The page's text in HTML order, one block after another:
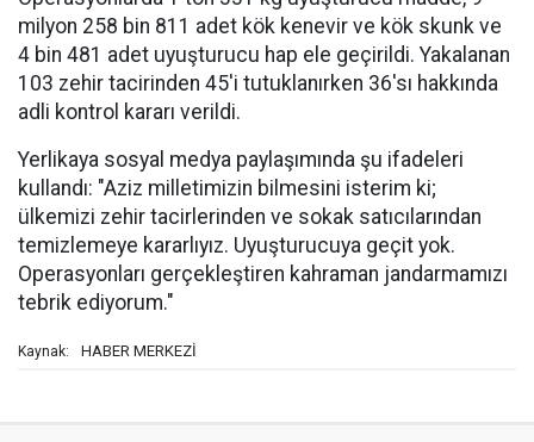
milyon 258 bin 811 adet kök kenevir ve kök skunk ve
4 bin 481 adet uyuşturucu hap ele geçirildi. Yakalanan
103 zehir tacirinden 45'i tutuklanırken 36'sı hakkında
adli kontrol kararı verildi.
Yerlikaya sosyal medya paylaşımında şu ifadeleri
kullandı: "Aziz milletimizin bilmesini isterim ki;
ülkemizi zehir tacirlerinden ve sokak satıcılarından
temizlemeye kararlıyız. Uyuşturucuya geçit yok.
Operasyonları gerçekleştiren kahraman jandarmamızı
tebrik ediyorum."
Kaynak: HABER MERKEZİ